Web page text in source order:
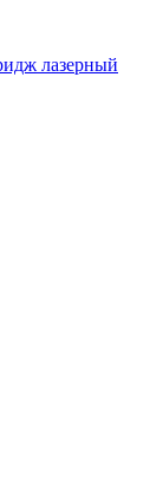
лазерный